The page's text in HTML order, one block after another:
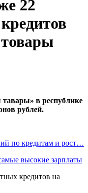
22
в республике
рублей.
по кредитам и рост…
высокие зарплаты